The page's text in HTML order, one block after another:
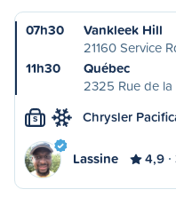
07h30
Vankleek Hill
21160 Service
11h30
Québec
2325 Rue de
S Chrysler
Lassine 4,9